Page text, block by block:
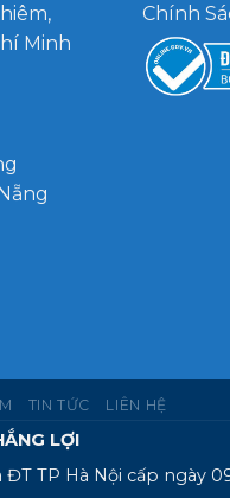
Minh
Chính
TIN TỨC LIÊN HỆ
LỢI
ĐT TP Hà Nội cấp ngày